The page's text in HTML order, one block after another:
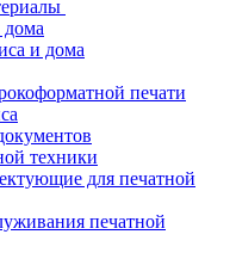
и дома
печати
техники
для печатной
печатной